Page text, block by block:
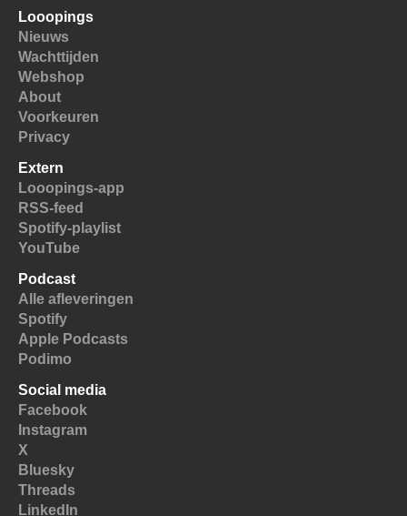
Looopings
Nieuws
Wachttijden
Webshop
About
Voorkeuren
Privacy
Extern
Looopings-app
RSS-feed
Spotify-playlist
YouTube
Podcast
Alle afleveringen
Spotify
Apple Podcasts
Podimo
Social media
Facebook
Instagram
X
Bluesky
Threads
LinkedIn